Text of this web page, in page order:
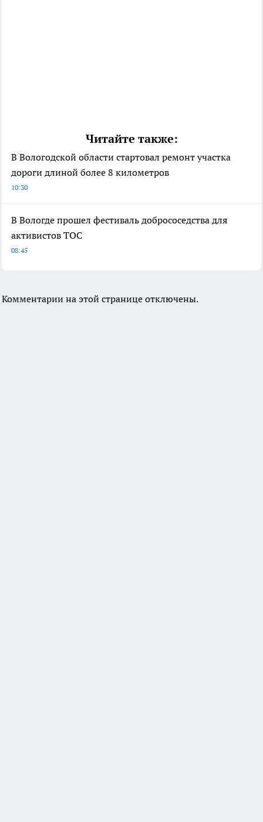
Читайте также:
В Вологодской области стартовал ремонт участка
дороги длиной более 8 километров
10:30
В Вологде прошел фестиваль добрососедства для
активистов ТОС
08:45
Комментарии на этой странице отключены.